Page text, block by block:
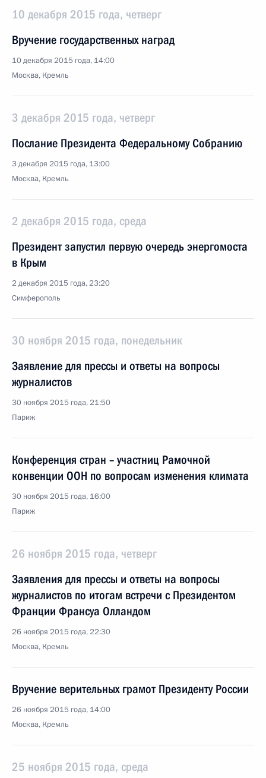
10 декабря 2015 года, четверг
Вручение государственных наград
10 декабря 2015 года, 14:00
Москва, Кремль
3 декабря 2015 года, четверг
Послание Президента Федеральному Собранию
3 декабря 2015 года, 13:00
Москва, Кремль
2 декабря 2015 года, среда
Президент запустил первую очередь энергомоста
в Крым
2 декабря 2015 года, 23:20
Симферополь
30 ноября 2015 года, понедельник
Заявление для прессы и ответы на вопросы
журналистов
30 ноября 2015 года, 21:50
Париж
Конференция стран – участниц Рамочной
конвенции ООН по вопросам изменения климата
30 ноября 2015 года, 16:00
Париж
26 ноября 2015 года, четверг
Заявления для прессы и ответы на вопросы
журналистов по итогам встречи с Президентом
Франции Франсуа Олландом
26 ноября 2015 года, 22:30
Москва, Кремль
Вручение верительных грамот Президенту России
26 ноября 2015 года, 14:00
Москва, Кремль
25 ноября 2015 года, среда